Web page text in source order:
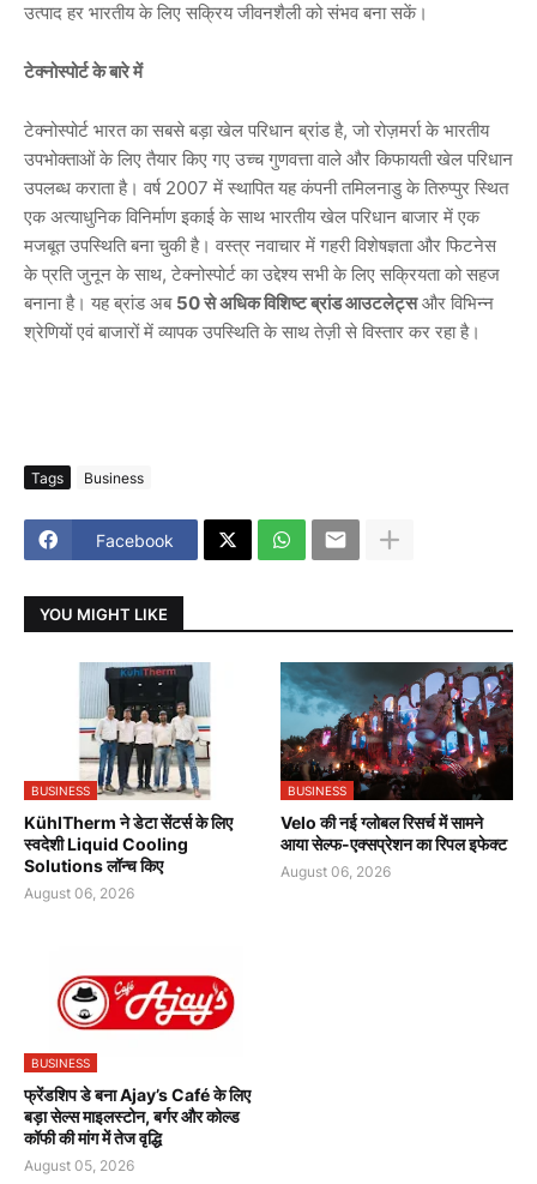
उत्पाद हर भारतीय के लिए सक्रिय जीवनशैली को संभव बना सकें।
टेक्नोस्पोर्टकेबारेमें
टेक्नोस्पोर्ट भारत का सबसे बड़ा खेल परिधान ब्रांड है, जो रोज़मर्रा के भारतीय
उपभोक्ताओं के लिए तैयार किए गए उच्च गुणवत्ता वाले और किफायती खेल परिधान
उपलब्ध कराता है। वर्ष 2007 में स्थापित यह कंपनी तमिलनाडु के तिरुप्पुर स्थित
एक अत्याधुनिक विनिर्माण इकाई के साथ भारतीय खेल परिधान बाजार में एक
मजबूत उपस्थिति बना चुकी है। वस्त्र नवाचार में गहरी विशेषज्ञता और फिटनेस
के प्रति जुनून के साथ, टेक्नोस्पोर्ट का उद्देश्य सभी के लिए सक्रियता को सहज
बनाना है। यह ब्रांड अब 50सेअधिकविशिष्टब्रांडआउटलेट्सऔर विभिन्न
श्रेणियों एवं बाजारों में व्यापक उपस्थिति के साथ तेज़ी से विस्तार कर रहा है।
Tags Business
Facebook
YOU MIGHT LIKE
BUSINESS
KühlTherm ने डेटा सेंटर्स के लिए
स्वदेशी Liquid Cooling
Solutions लॉन्च किए
August 06, 2026
BUSINESS
Velo की नई ग्लोबल रिसर्च में सामने
आया सेल्फ-एक्सप्रेशन का रिपल इफेक्ट
August 06, 2026
BUSINESS
फ्रेंडशिप डे बना Ajay’s Café के लिए
बड़ा सेल्स माइलस्टोन, बर्गर और कोल्ड
कॉफी की मांग में तेज वृद्धि
August 05, 2026